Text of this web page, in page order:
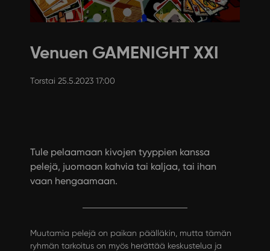
Venuen GAMENIGHT XXI
Torstai 25.5.2023 17:00
Tule pelaamaan kivojen tyyppien kanssa
pelejä, juomaan kahvia tai kaljaa, tai ihan
vaan hengaamaan.
Muutamia pelejä on paikan päälläkin, mutta tämän
ryhmän tarkoitus on myös herättää keskustelua ja